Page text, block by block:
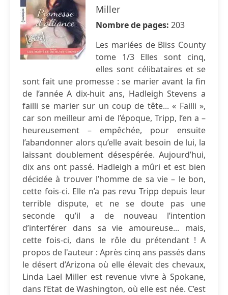
Miller
Nombre de pages: 203
Les mariées de Bliss County
tome 1/3 Elles sont cinq,
elles sont célibataires et se
sont fait une promesse : se marier avant la fin
de l’année A dix-huit ans, Hadleigh Stevens a
failli se marier sur un coup de tête... « Failli »,
car son meilleur ami de l’époque, Tripp, l’en a –
heureusement – empêchée, pour ensuite
l’abandonner alors qu’elle avait besoin de lui, la
laissant doublement désespérée. Aujourd’hui,
dix ans ont passé. Hadleigh a mûri et est bien
décidée à trouver l’homme de sa vie – le bon,
cette fois-ci. Elle n’a pas revu Tripp depuis leur
terrible dispute, et ne se doute pas une
seconde qu’il a de nouveau l’intention
d’interférer dans sa vie amoureuse... mais,
cette fois-ci, dans le rôle du prétendant ! A
propos de l'auteur : Après cinq ans passés dans
le désert d’Arizona où elle élevait des chevaux,
Linda Lael Miller est revenue vivre à Spokane,
dans l’Etat de Washington, où elle est née. C’est